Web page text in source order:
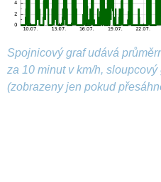
Spojnicový graf udává
za 10 minut v km/h,
(zobrazeny jen pokud